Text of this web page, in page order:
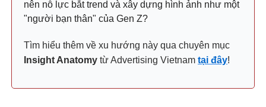
nên nỗ lực bắt trend và xây dựng hình ảnh như một
"người bạn thân" của Gen Z?
Tìm hiểu thêm về xu hướng này qua chuyên mục
Insight Anatomy từ Advertising Vietnam tại đây!